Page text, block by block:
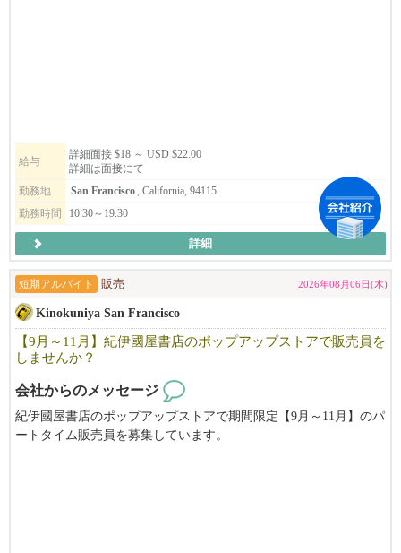
ただける店舗を目指しませんか？
レジュメを添えてご応募ください。皆さまからのご応募を心より
お待ちしております。
給与
詳細面接 $18 ～ USD $22.00
詳細は面接にて
勤務地
San Francisco, California, 94115
勤務時間
10:30～19:30
詳細
短期アルバイト 販売 2026年08月06日(木)
Kinokuniya San Francisco
【9月～11月】紀伊國屋書店のポップアップストアで販売員を
しませんか？
会社からのメッセージ
紀伊國屋書店のポップアップストアで期間限定【9月～11月】のパ
ートタイム販売員を募集しています。